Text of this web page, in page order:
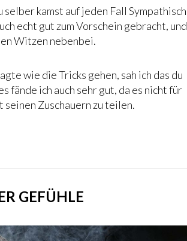
kamst auf jeden Fall Sympathisch
echt gut zum Vorschein gebracht, und
Witzen nebenbei.
wie die Tricks gehen, sah ich das du
fände ich auch sehr gut, da es nicht für
Zuschauern zu teilen.
GEFÜHLE